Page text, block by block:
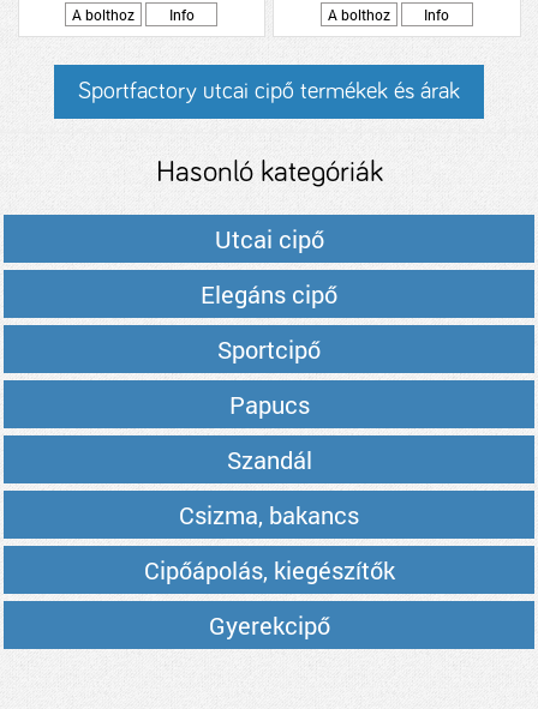
A bolthoz
Info
A bolthoz
Info
Sportfactory utcai cipő termékek és árak
Hasonló kategóriák
Utcai cipő
Elegáns cipő
Sportcipő
Papucs
Szandál
Csizma, bakancs
Cipőápolás, kiegészítők
Gyerekcipő